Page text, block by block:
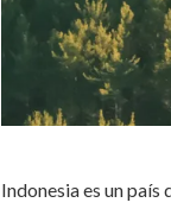
Indonesia es un